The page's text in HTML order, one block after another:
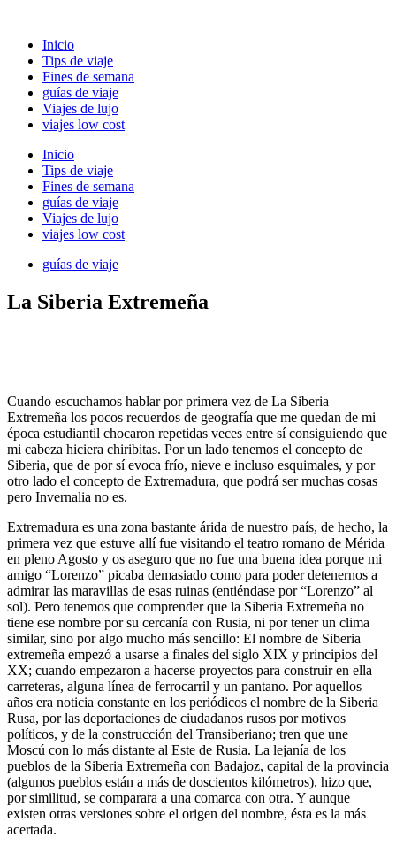
contenido
Inicio
Tips de viaje
Fines de semana
guías de viaje
Viajes de lujo
viajes low cost
Inicio
Tips de viaje
Fines de semana
guías de viaje
Viajes de lujo
viajes low cost
guías de viaje
La Siberia Extremeña
Cuando escuchamos hablar por primera vez de La Siberia
Extremeña los pocos recuerdos de geografía que me quedan de mi
época estudiantil chocaron repetidas veces entre sí consiguiendo que
mi cabeza hiciera chiribitas. Por un lado tenemos el concepto de
Siberia, que de por sí evoca frío, nieve e incluso esquimales, y por
otro lado el concepto de Extremadura, que podrá ser muchas cosas
pero Invernalia no es.
Extremadura es una zona bastante árida de nuestro país, de hecho, la
primera vez que estuve allí fue visitando el teatro romano de Mérida
en pleno Agosto y os aseguro que no fue una buena idea porque mi
amigo “Lorenzo” picaba demasiado como para poder detenernos a
admirar las maravillas de esas ruinas (entiéndase por “Lorenzo” al
sol). Pero tenemos que comprender que la Siberia Extremeña no
tiene ese nombre por su cercanía con Rusia, ni por tener un clima
similar, sino por algo mucho más sencillo: El nombre de Siberia
extremeña empezó a usarse a finales del siglo XIX y principios del
XX; cuando empezaron a hacerse proyectos para construir en ella
carreteras, alguna línea de ferrocarril y un pantano. Por aquellos
años era noticia constante en los periódicos el nombre de la Siberia
Rusa, por las deportaciones de ciudadanos rusos por motivos
políticos, y de la construcción del Transiberiano; tren que une
Moscú con lo más distante al Este de Rusia. La lejanía de los
pueblos de la Siberia Extremeña con Badajoz, capital de la provincia
(algunos pueblos están a más de doscientos kilómetros), hizo que,
por similitud, se comparara a una comarca con otra. Y aunque
existen otras versiones sobre el origen del nombre, ésta es la más
acertada.